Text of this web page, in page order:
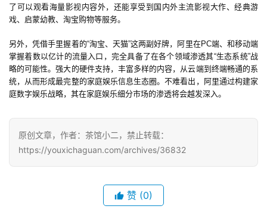
戏
2
0
2
5
第
届
金
茶
了可以观看海量影视内容外，还能享受到国内外主流影视大作、经典游
戏、启蒙幼教、淘宝购物等服务。
另外，凭借手里握着的“淘宝、天猫”这两副好牌，阿里在PC端、和移动端
掌握着数以亿计的流量入口，完全具备了在各个领域渗透其“生态系统”战
略的可能性。强大的硬件支持，丰富多样的内容，从云端到终端畅通的系
统，从而形成最完整的家庭娱乐信息生态圈。不难看出，阿里通过构建家
庭数字娱乐战略，其在家庭娱乐细分市场的渗透将会越发深入。
原创文章，作者：茶馆小二，禁止转载：
https://youxichaguan.com/archives/36832
赞 (0)